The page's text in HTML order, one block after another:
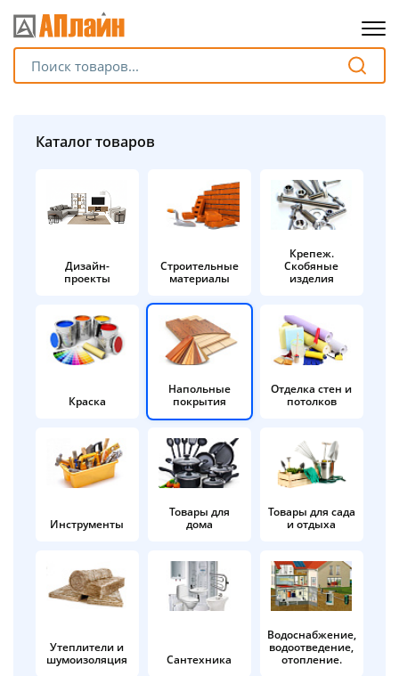
Каталог товаров
Дизайн-
проекты
Строительные
материалы
Крепеж.
Скобяные
изделия
Краска
Напольные
покрытия
Отделка стен и
потолков
Инструменты
Товары для
дома
Товары для сада
и отдыха
Утеплители и
шумоизоляция
Сантехника
Водоснабжение,
водоотведение,
отопление.
Разбейте
без переплат
График платежей
Сегодня
%
в корзину
Оплачивайте сегодня только
25% картой любого банка
Получайте товар
выбранный способом
Оставшиеся
% будут